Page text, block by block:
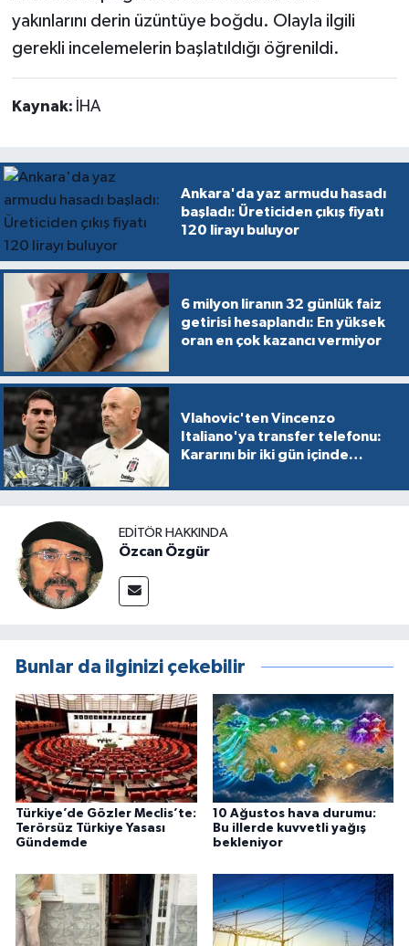
yakınlarını derin üzüntüye boğdu. Olayla ilgili
gerekli incelemelerin başlatıldığı öğrenildi.
Kaynak: İHA
Ankara'da yaz armudu hasadı
başladı: Üreticiden çıkış fiyatı
120 lirayı buluyor
6 milyon liranın 32 günlük faiz
getirisi hesaplandı: En yüksek
oran en çok kazancı vermiyor
Vlahovic'ten Vincenzo
Italiano'ya transfer telefonu:
Kararını bir iki gün içinde
EDITÖR HAKKINDA
Özcan Özgür
Bunlar da ilginizi çekebilir
Türkiye’de Gözler Meclis’te:
Terörsüz Türkiye Yasası
Gündemde
10 Ağustos hava durumu:
Bu illerde kuvvetli yağış
bekleniyor